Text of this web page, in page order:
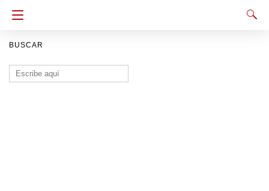
BUSCAR
Buscar: